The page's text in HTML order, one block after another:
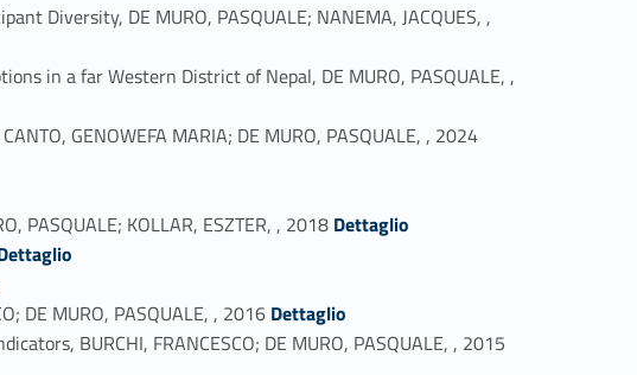
Diversity, DE MURO, PASQUALE; NANEMA, JACQUES, ,
in a far Western District of Nepal, DE MURO, PASQUALE, ,
GENOWEFA MARIA; DE MURO, PASQUALE, , 2024
PASQUALE; KOLLAR, ESZTER, , 2018 Link identifier #identifier_person_113866-5
Dettaglio
6
DE MURO, PASQUALE, , 2016 Link identifier #identifier_person_152446-8
Dettaglio
BURCHI, FRANCESCO; DE MURO, PASQUALE, , 2015